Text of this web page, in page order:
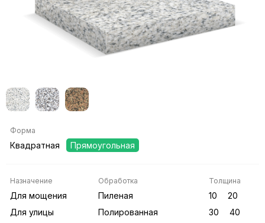
Форма
Квадратная Прямоугольная
Назначение
Для мощения
Для улицы
Обработка
Пиленая
Полированная
Толщина
10
20
30
40